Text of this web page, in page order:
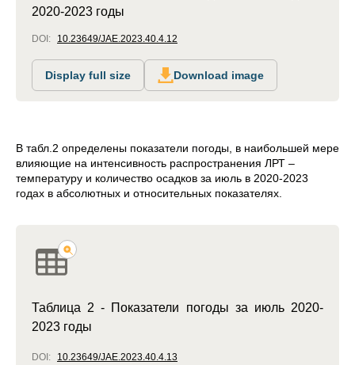
2020-2023 годы
DOI: 10.23649/JAE.2023.40.4.12
Display full size Download image
В табл.2 определены показатели погоды, в наибольшей мере
влияющие на интенсивность распространения ЛРТ –
температуру и количество осадков за июль в 2020-2023
годах в абсолютных и относительных показателях.
Таблица 2 - Показатели погоды за июль 2020-
2023 годы
DOI: 10.23649/JAE.2023.40.4.13